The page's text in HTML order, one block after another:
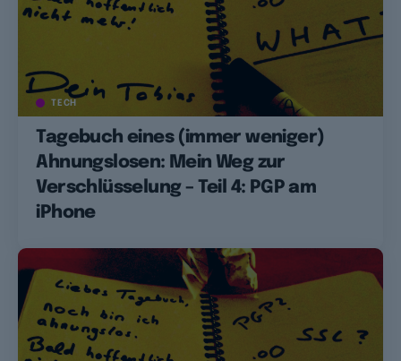
TECH
Tagebuch eines (immer weniger)
Ahnungslosen: Mein Weg zur
Verschlüsselung – Teil 4: PGP am
iPhone